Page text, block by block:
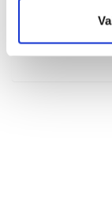
(*) Tieto